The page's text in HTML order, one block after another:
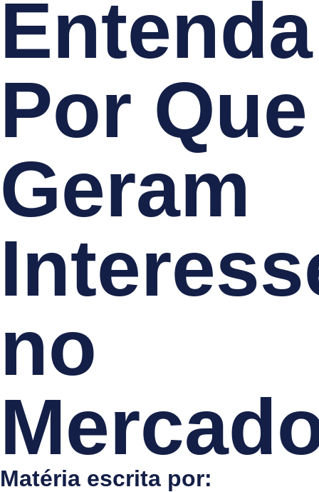
Entenda
Por Que
Geram
no
Matéria escrita por: